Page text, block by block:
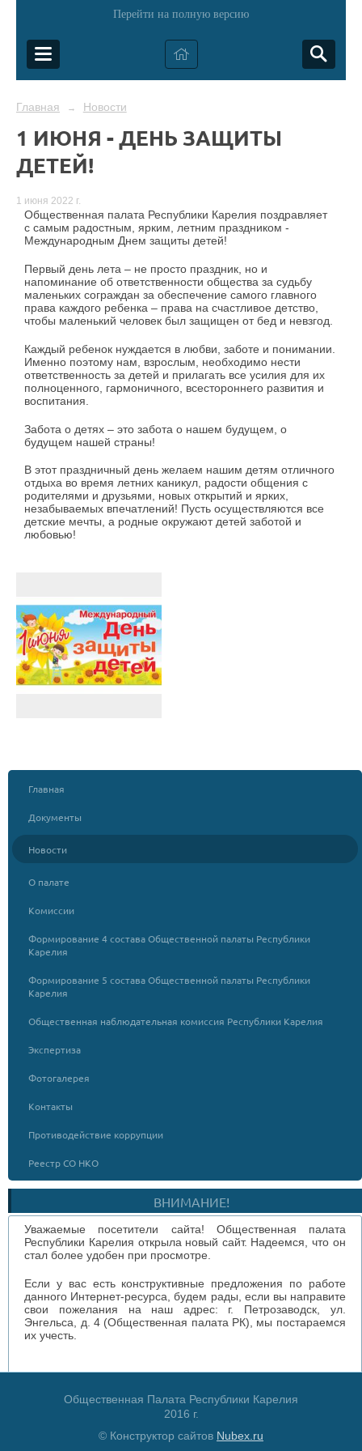
Перейти на полную версию
Главная → Новости
1 ИЮНЯ - ДЕНЬ ЗАЩИТЫ
ДЕТЕЙ!
1 июня 2022 г.
Общественная палата Республики Карелия поздравляет
с самым радостным, ярким, летним праздником -
Международным Днем защиты детей!
Первый день лета – не просто праздник, но и
напоминание об ответственности общества за судьбу
маленьких сограждан за обеспечение самого главного
права каждого ребенка – права на счастливое детство,
чтобы маленький человек был защищен от бед и невзгод.
Каждый ребенок нуждается в любви, заботе и понимании.
Именно поэтому нам, взрослым, необходимо нести
ответственность за детей и прилагать все усилия для их
полноценного, гармоничного, всестороннего развития и
воспитания.
Забота о детях – это забота о нашем будущем, о
будущем нашей страны!
В этот праздничный день желаем нашим детям отличного
отдыха во время летних каникул, радости общения с
родителями и друзьями, новых открытий и ярких,
незабываемых впечатлений! Пусть осуществляются все
детские мечты, а родные окружают детей заботой и
любовью!
Главная
Документы
Новости
О палате
Комиссии
Формирование 4 состава Общественной палаты Республики
Карелия
Формирование 5 состава Общественной палаты Республики
Карелия
Общественная наблюдательная комиссия Республики Карелия
Экспертиза
Фотогалерея
Контакты
Противодействие коррупции
Реестр СО НКО
ВНИМАНИЕ!
Уважаемые посетители сайта! Общественная палата
Республики Карелия открыла новый сайт. Надеемся, что он
стал более удобен при просмотре.
Если у вас есть конструктивные предложения по работе
данного Интернет-ресурса, будем рады, если вы направите
свои пожелания на наш адрес: г. Петрозаводск, ул.
Энгельса, д. 4 (Общественная палата РК), мы постараемся
их учесть.
Общественная Палата Республики Карелия
2016 г.
© Конструктор сайтов Nubex.ru